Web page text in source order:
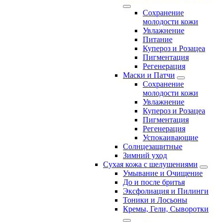
Сохранение
молодости кожи
Увлажнение
Питание
Купероз и Розацеа
Пигментация
Регенерация
Маски и Патчи
Сохранение
молодости кожи
Увлажнение
Купероз и Розацеа
Пигментация
Регенерация
Успокаивающие
Солнцезащитные
Зимний уход
Сухая кожа с шелушениями
Умывание и Очищение
До и после бритья
Эксфолиация и Пилинги
Тоники и Лосьоны
Кремы, Гели, Сыворотки